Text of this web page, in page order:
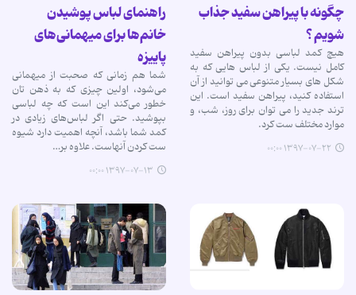
چگونه با پیراهن سفید جذاب
شویم ؟
هیچ کمد لباسی بدون پیراهن سفید
کامل نیست. یکی از لباس هایی که به
شکل های بسیار متنوعی می توانید از آن
استفاده کنید، پیراهن سفید است. این
ترند جدید را می توان برای روز، شب، و
موارد مختلف ست کرد.
۱۳۹۷-۰۷-۲۲ ۰۰:۰۰
راهنمای لباس پوشیدن
خانم‌ها برای میهمانی‌های
پاییزه
شما هم زمانی که صحبت از میهمانی
می‌شود، اولین چیزی که به ذهن تان
خطور می‌کند این است که چه لباسی
بپوشید. حتی اگر لباس‌های زیادی در
کمد شما باشد، آنچه اهمیت دارد شیوه
ست کردن آنهاست. علاوه بر…
۱۳۹۷-۰۷-۱۳ ۰۰:۰۰